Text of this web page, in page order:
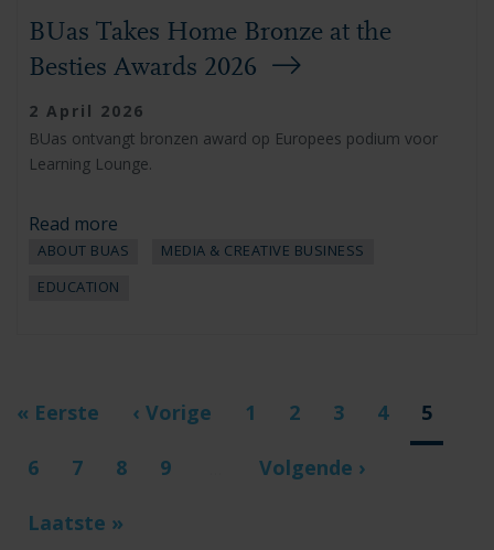
BUas Takes Home Bronze at the
Besties Awards 2026
2 April 2026
BUas ontvangt bronzen award op Europees podium voor
Learning Lounge.
Read more
ABOUT BUAS
MEDIA & CREATIVE BUSINESS
EDUCATION
First
« Eerste
Previous
‹ Vorige Page
1 Page
2 Page
3 Page
4
page
5
Page
6 Page
7 Page
8 Page
9
Next
Volgende ›
Last
Laatste »